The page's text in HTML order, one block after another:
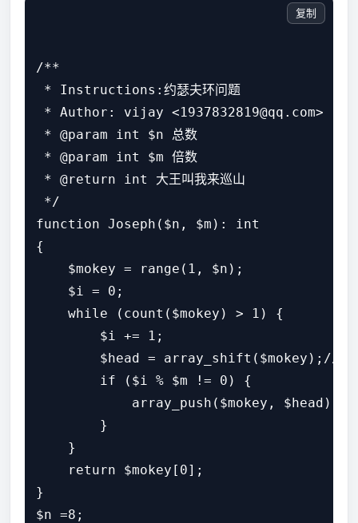
/**
* Instructions:约瑟夫环问题
* Author: vijay <1937832819@qq.com>
* @param int $n 总数
* @param int $m 倍数
* @return int 大王叫我来巡山
*/
function Joseph($n, $m): int
{
    $mokey = range(1, $n);
    $i = 0;
    while (count($mokey) > 1) {
        $i += 1;
$head = array_shift($mokey);//一个
        if ($i % $m != 0) {
            array_push($mokey, $head);
        }
    }
    return $mokey[0];
}
$n =8;
复制